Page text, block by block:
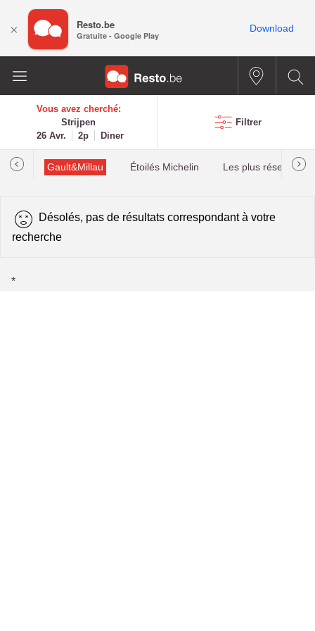
Vous avez cherché:
Strijpen
26 Avr.
2p Diner
Filtrer
Gault&Millau Étoilés Michelin Les plus réservés
Désolés, pas de résultats correspondant à votre
recherche
*
× Resto.be
Gratuite - Google Play
Download